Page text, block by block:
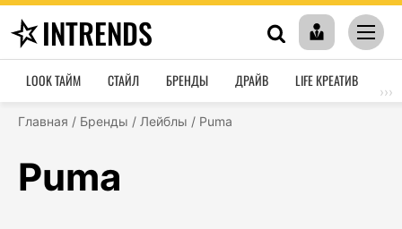
INTRENDS
LOOK ТАЙМ СТАЙЛ БРЕНДЫ ДРАЙВ LIFE КРЕАТИВ
›››
Главная / Бренды / Лейблы / Puma
Puma